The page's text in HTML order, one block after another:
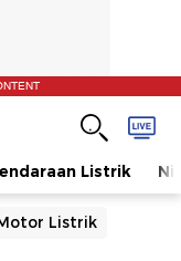
Listrik
Listrik